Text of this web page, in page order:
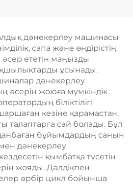
дәнекерлеу машинасы
сапа және өндірістің
әсер ететін маңызды
ұсынады.
дәнекерлеу
әсерін жоюға мүмкіндік
біліктілігі
кезіне қарамастан,
талаптарға сай болады. Бұл
бұйымдардың санын
дәнекерлеу
қымбатқа түсетін
жояды. Дәлдікпен
әрбір цикл бойынша